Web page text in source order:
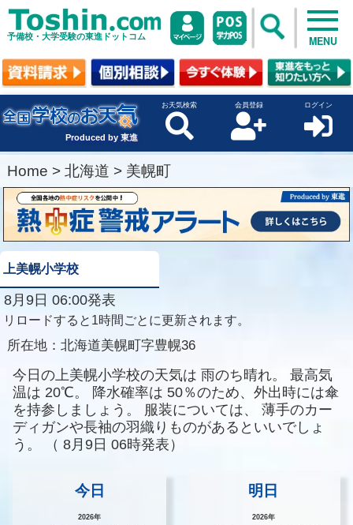
予備校・大学受験の東進ドットコム MENU
Produced by 東進
お天気検索 会員登録 ログイン
Home > 北海道 > 美幌町
上美幌小学校
8月9日 06:00発表
リロードすると1時間ごとに更新されます。
所在地： 北海道美幌町字豊幌36
今日の上美幌小学校の天気は 雨のち晴れ。
最高気
温は 20℃。 降水確率は 50％のため、外出時には傘
を持参しましょう。
服装については、
薄手のカー
ディガンや長袖の羽織りものがあるといいでしょ
う。
（ 8月9日 06時発表）
今日
2026年
明日
2026年